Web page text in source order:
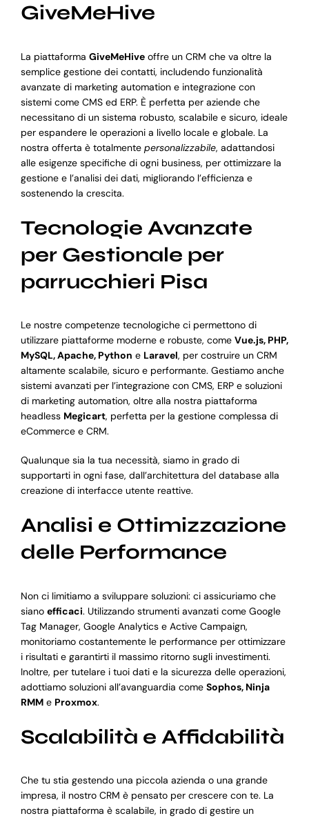
GiveMeHive
La piattaforma GiveMeHiveoffre un CRM che va oltre la
semplice gestione dei contatti, includendo funzionalità
avanzate di marketing automation e integrazione con
sistemi come CMS ed ERP. È perfetta per aziende che
necessitano di un sistema robusto, scalabile e sicuro, ideale
per espandere le operazioni a livello locale e globale. La
nostra offerta è totalmente personalizzabile, adattandosi
alle esigenze specifiche di ogni business, per ottimizzare la
gestione e l’analisi dei dati, migliorando l’efficienza e
sostenendo la crescita.
Tecnologie Avanzate
per Gestionale per
parrucchieri Pisa
Le nostre competenze tecnologiche ci permettono di
utilizzare piattaforme moderne e robuste, come Vue.js, PHP,
MySQL, Apache, Python e Laravel, per costruire un CRM
altamente scalabile, sicuro e performante. Gestiamo anche
sistemi avanzati per l’integrazione con CMS, ERP e soluzioni
di marketing automation, oltre alla nostra piattaforma
headless Megicart, perfetta per la gestione complessa di
eCommerce e CRM.
Qualunque sia la tua necessità, siamo in grado di
supportarti in ogni fase, dall’architettura del database alla
creazione di interfacce utente reattive.
Analisi e Ottimizzazione
delle Performance
Non ci limitiamo a sviluppare soluzioni: ci assicuriamo che
siano efficaci. Utilizzando strumenti avanzati come Google
Tag Manager, Google Analytics e Active Campaign,
monitoriamo costantemente le performance per ottimizzare
i risultati e garantirti il massimo ritorno sugli investimenti.
Inoltre, per tutelare i tuoi dati e la sicurezza delle operazioni,
adottiamo soluzioni all’avanguardia come Sophos, Ninja
RMMe Proxmox.
Scalabilità e Affidabilità
Che tu stia gestendo una piccola azienda o una grande
impresa, il nostro CRM è pensato per crescere con te. La
nostra piattaforma è scalabile, in grado di gestire un